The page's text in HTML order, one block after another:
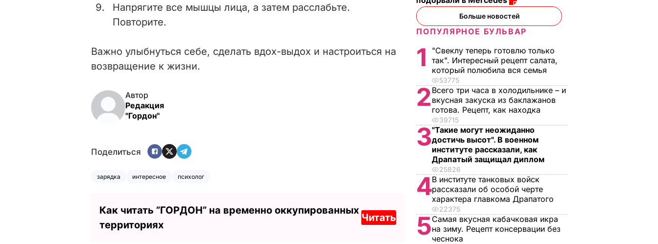
Напрягите все мышцы лица, а затем расслабьте.
Повторите.
Важно улыбнуться себе, сделать вдох-выдох и настроиться на
возвращение к жизни.
Автор
Редакция
"Гордон"
Поделиться
зарядка интересное психолог
Как читать ”ГОРДОН” на временно оккупированных
территориях
Читать
Больше новостей
ПОПУЛЯРНОЕ БУЛЬВАР
1
"Свеклу теперь готовлю только
так". Интересный рецепт салата,
который полюбила вся семья
53775
2 Всего три часа в холодильнике – и
вкусная закуска из баклажанов
готова. Рецепт, как находка
39715
3"Такие могут неожиданно
достичь высот". В военном
институте рассказали, как
Драпатый защищал диплом
25826
4В институте танковых войск
рассказали об особой черте
характера главкома Драпатого
22375
5Самая вкусная кабачковая икра
на зиму. Рецепт консервации без
чеснока